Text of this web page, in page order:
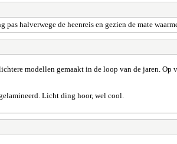
pas halverwege de heenreis en gezien de mate
modellen gemaakt in de loop van de jaren. Op
Licht ding hoor, wel cool.